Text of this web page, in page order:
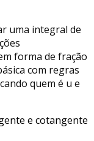
uma integral de
forma de fração
com regras
quem é u e
e cotangente